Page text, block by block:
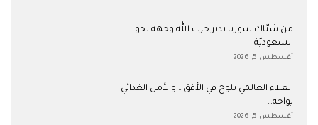
من شبّاك سوريا يدير حزب الله وجهه نحو
السعوديّة
أغسطس 5, 2026
الغلاء العالمي يلوح في الأفق… والأمن الغذائي
يواجه…
أغسطس 5, 2026